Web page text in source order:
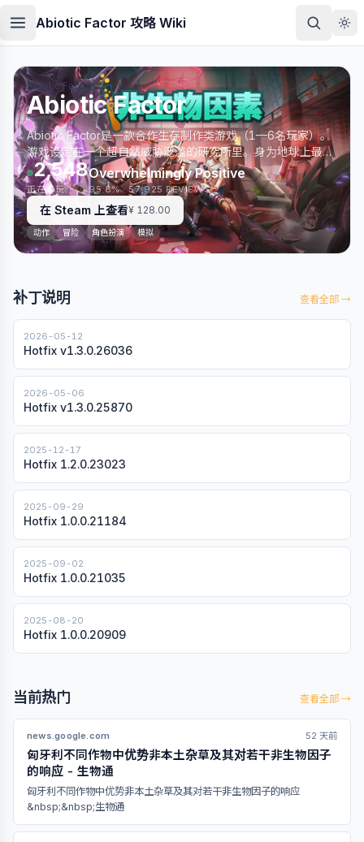
Abiotic Factor 攻略 Wiki
Abiotic Factor
Abiotic Factor
Abiotic Factor是一款合作生存制作类游戏（1—6名玩家）。
游戏设定在一个超自然威胁泛滥的研究所里。身为地球上最优
秀的科学家，你们必须团结一致，制造各种巧妙工具和武器，
努力生存下去。你很清楚，生存之道只有一条：运用科学，干
掉它们！
2,548
正在游玩
Overwhelmingly Positive
95.8%· 57,925 REVIEWS
在 Steam 上查看¥ 128.00
动作 冒险 角色扮演 模拟
补丁说明 查看全部 →
2026-05-12
Hotfix v1.3.0.26036
2026-05-06
Hotfix v1.3.0.25870
2025-12-17
Hotfix 1.2.0.23023
2025-09-29
Hotfix 1.0.0.21184
2025-09-02
Hotfix 1.0.0.21035
2025-08-20
Hotfix 1.0.0.20909
当前热门 查看全部 →
news.google.com 52 天前
匈牙利不同作物中优势非本土杂草及其对若干非生物因子
的响应 - 生物通
匈牙利不同作物中优势非本土杂草及其对若干非生物因子的响应
&nbsp;&nbsp;生物通